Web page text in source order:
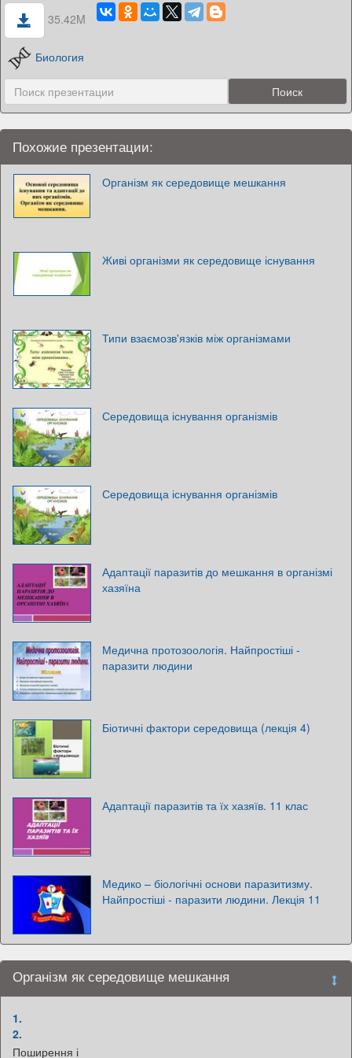
35.42M
Биология
Похожие презентации:
Організм як середовище мешкання
Живі організми як середовище існування
Типи взаємозв'язків між організмами
Середовища існування організмів
Середовища існування організмів
Адаптації паразитів до мешкання в організмі
хазяїна
Медична протозоологія. Найпростіші -
паразити людини
Біотичні фактори середовища (лекція 4)
Адаптації паразитів та їх хазяїв. 11 клас
Медико – біологічні основи паразитизму.
Найпростіші - паразити людини. Лекція 11
Організм як середовище мешкання
1.
2.
Поширення і